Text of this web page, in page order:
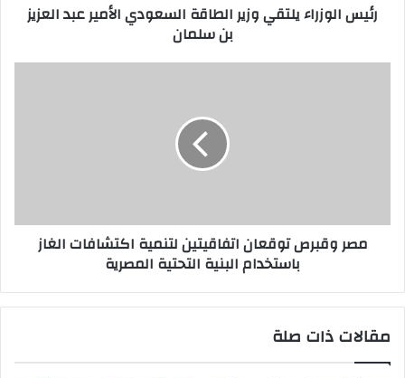
رئيس الوزراء يلتقي وزير الطاقة السعودي الأمير عبد العزيز
بن سلمان
مصر وقبرص توقعان اتفاقيتين لتنمية اكتشافات الغاز
باستخدام البنية التحتية المصرية
مقالات ذات صلة